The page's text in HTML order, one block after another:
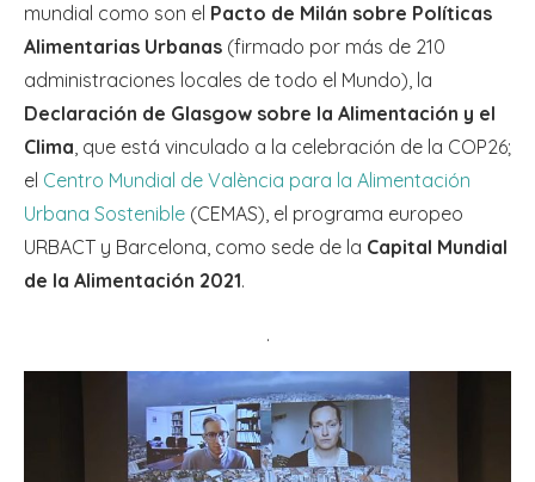
mundial como son el Pacto de Milán sobre Políticas
Alimentarias Urbanas (firmado por más de 210
administraciones locales de todo el Mundo), la
Declaración de Glasgow sobre la Alimentación y el
Clima, que está vinculado a la celebración de la COP26;
el Centro Mundial de València para la Alimentación
Urbana Sostenible (CEMAS), el programa europeo
URBACT y Barcelona, como sede de la Capital Mundial
de la Alimentación 2021.
.